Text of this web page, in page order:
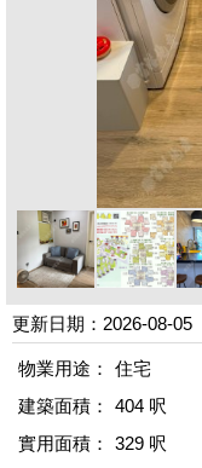
更新日期：2026-08-05
物業用途：
住宅
建築面積：
404 呎
實用面積：
329 呎